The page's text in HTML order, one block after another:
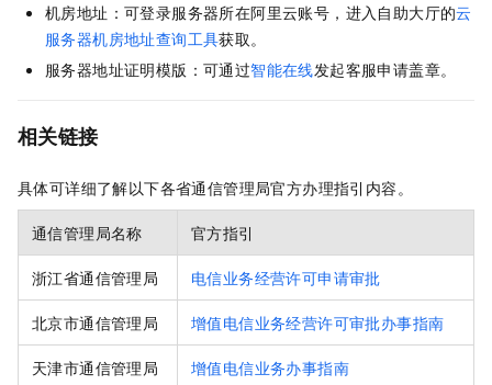
机房地址：可登录服务器所在阿里云账号，进入自助大厅的云
服务器机房地址查询工具获取。
服务器地址证明模版：可通过智能在线发起客服申请盖章。
相关链接
具体可详细了解以下各省通信管理局官方办理指引内容。
通信管理局名称 官方指引
浙江省通信管理局 电信业务经营许可申请审批
北京市通信管理局 增值电信业务经营许可审批办事指南
天津市通信管理局 增值电信业务办事指南